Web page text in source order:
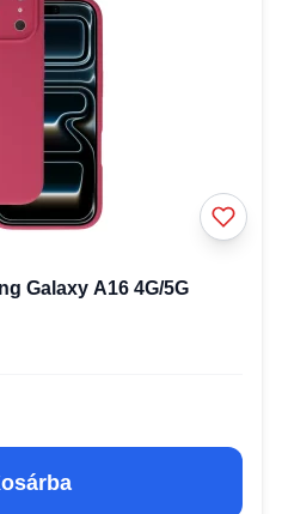
Galaxy A16 4G/5G